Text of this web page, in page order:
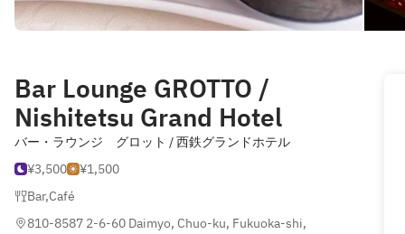
Bar Lounge GROTTO /
Nishitetsu Grand Hotel
バー・ラウンジ グロット / 西鉄グランドホテル
¥3,500
¥1,500
Bar,Café
810-8587 2-6-60 Daimyo, Chuo-ku, Fukuoka-shi,